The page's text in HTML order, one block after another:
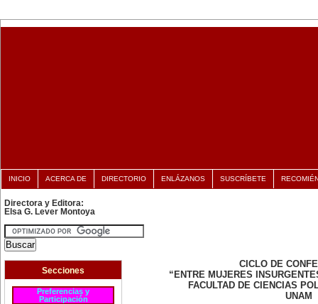
INICIO ACERCA DE DIRECTORIO ENLÁZANOS SUSCRÍBETE
Directora y Editora:
Elsa G. Lever Montoya
Secciones
Preferencias y
Participación
CICLO DE
“ENTRE MUJERES
FACULTAD DE CIENCIAS
UNAM